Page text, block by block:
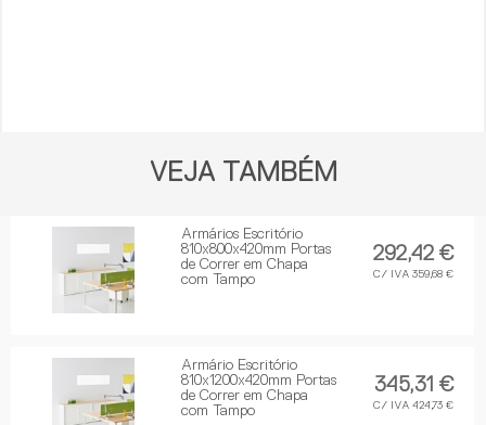
VEJA TAMBÉM
Armários Escritório
810x800x420mm Portas
de Correr em Chapa
com Tampo
292,42 €
C/ IVA 359,68 €
Armário Escritório
810x1200x420mm Portas
de Correr em Chapa
com Tampo
345,31 €
C/ IVA 424,73 €